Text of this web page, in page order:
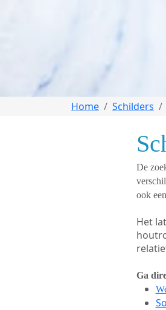
Home Schilders
De
ook
Het
Ga